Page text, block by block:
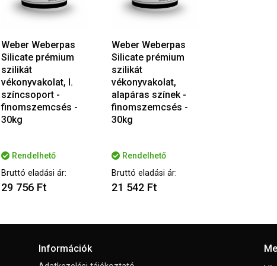
Weber Weberpas
Silicate prémium
szilikát
vékonyvakolat, I.
színcsoport -
finomszemcsés -
30kg
Rendelhető
Bruttó eladási ár:
29 756 Ft
Weber Weberpas
Silicate prémium
szilikát
vékonyvakolat,
alapáras színek -
finomszemcsés -
30kg
Rendelhető
Bruttó eladási ár:
21 542 Ft
Információk